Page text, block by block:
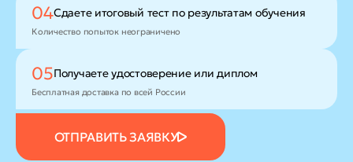
ОТПРАВИТЬ ЗАЯВКУ
04Сдаете итоговый тест по результатам обучения
Количество попыток неограничено
05Получаете удостоверение или диплом
Бесплатная доставка по всей России